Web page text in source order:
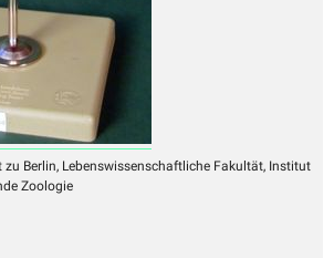
Berlin, Lebenswissenschaftliche Fakultät, Institut
Zoologie